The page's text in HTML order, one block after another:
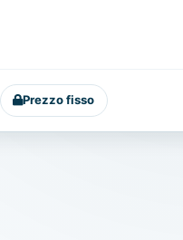
Prezzo fisso